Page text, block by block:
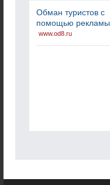
Обман туристов с
помощью рекламы
www.od8.ru